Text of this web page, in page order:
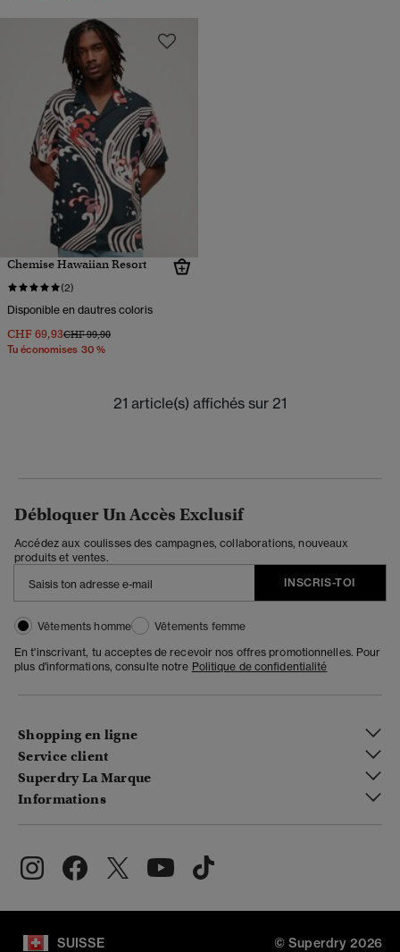
Chemise Hawaiian Resort
(2)
Disponible en dautres coloris
CHF 69,93Prix réduit de
CHF 99,90à
Tu économises 30 %
21 article(s) affichés sur 21
Débloquer Un Accès Exclusif
Accédez aux coulisses des campagnes, collaborations, nouveaux
produits et ventes.
INSCRIS-TOI
Vêtements homme
Vêtements femme
En t'inscrivant, tu acceptes de recevoir nos offres promotionnelles. Pour
plus d'informations, consulte notre Politique de confidentialité
Shopping en ligne
Service client
Superdry La Marque
Informations
SUISSE © Superdry 2026